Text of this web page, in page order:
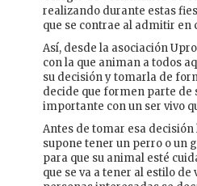
realizando durante estas
que se contrae al admitir en
Así, desde la asociación
con la que animan a todos
su decisión y tomarla de
decide que formen parte de
importante con un ser vivo
Antes de tomar esa
supone tener un perro o un
para que su animal esté
que se va a tener al estilo